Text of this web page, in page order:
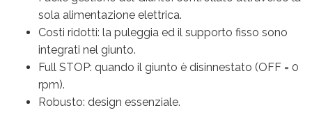
sola alimentazione elettrica.
Costi ridotti: la puleggia ed il supporto fisso sono
integrati nel giunto.
Full STOP: quando il giunto è disinnestato (OFF = 0
rpm).
Robusto: design essenziale.